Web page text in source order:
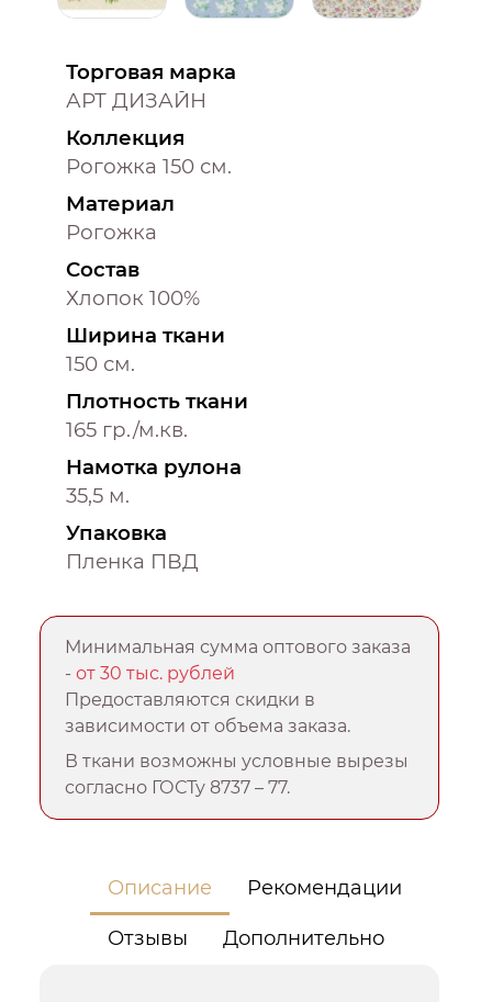
Торговая марка
АРТ ДИЗАЙН
Коллекция
Рогожка 150 см.
Материал
Рогожка
Состав
Хлопок 100%
Ширина ткани
150 см.
Плотность ткани
165 гр./м.кв.
Намотка рулона
35,5 м.
Упаковка
Пленка ПВД
Минимальная сумма оптового заказа
-от 30 тыс. рублей
Предоставляются скидки в
зависимости от объема заказа.
В ткани возможны условные вырезы
согласно ГОСТу 8737 – 77.
Описание Рекомендации
Отзывы Дополнительно